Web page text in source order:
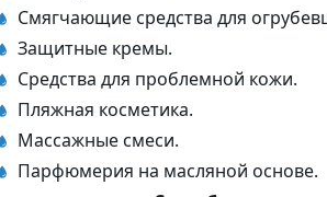
Смягчающие средства для
Защитные кремы.
Средства для проблемной кожи.
Пляжная косметика.
Массажные смеси.
Парфюмерия на масляной основе.